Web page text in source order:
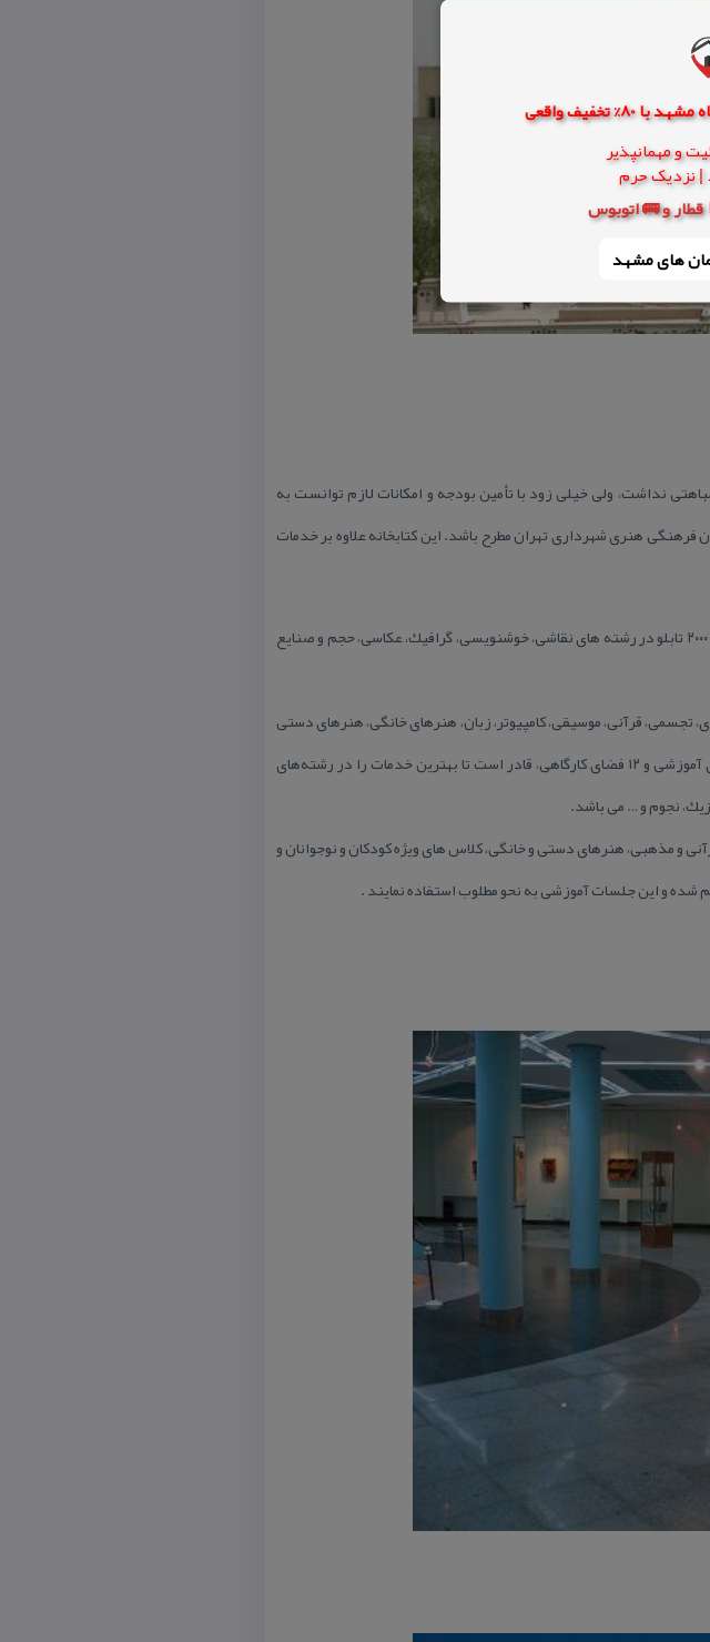
و مهمانپذیر
قطار و 🚌 اتوبوس
های مشهد
نداشت، ولی خیلی زود با تأمین بودجه و امكانات لازم توانست به
فرهنگی هنری شهرداری تهران مطرح باشد. این كتابخانه علاوه بر خدمات
نگارخانه فرهنگسرای خاوران تهران دارای دو سالن اصلی و فرعی در دو طبقه با ظرفیت ۲۰۰۰ تابلو در رشته های نقاشی، خوشنویسی، گرافیك، عكاسی، حجم و صنایع
كلاس‌ های هنری‌، تجسمی‌، قرآنی‌، موسیقی‌، كامپیوتر، زبان‌، هنرهای خانگی‌، هنرهای دستی
و ورزشی‌، از اقشار مختلف مردم منطقه ثبت نام به عمل می آید. این بخش با ۳۰ فضای آموزشی و ۱۲ فضای كارگاهی‌، قادر است تا بهترین خدمات را در رشته‌های
نجوم و … می باشد.
و مذهبی، هنرهای دستی و خانگی، كلاس های ویژه كودكان و نوجوانان و
شده و این جلسات آموزشی به نحو مطلوب استفاده نمایند .